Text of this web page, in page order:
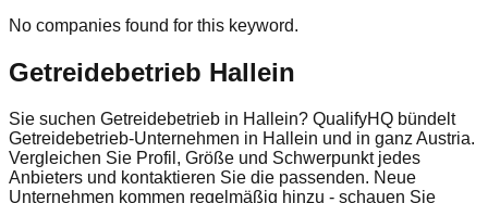
No companies found for this keyword.
Getreidebetrieb Hallein
Sie suchen Getreidebetrieb in Hallein? QualifyHQ bündelt
Getreidebetrieb-Unternehmen in Hallein und in ganz Austria.
Vergleichen Sie Profil, Größe und Schwerpunkt jedes
Anbieters und kontaktieren Sie die passenden. Neue
Unternehmen kommen regelmäßig hinzu - schauen Sie